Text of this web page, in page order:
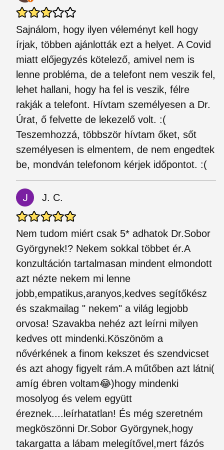
Sajnálom, hogy ilyen véleményt kell hogy
írjak, többen ajánlották ezt a helyet. A Covid
miatt előjegyzés kötelező, amivel nem is
lenne probléma, de a telefont nem veszik fel,
lehet hallani, hogy ha fel is veszik, félre
rakják a telefont. Hívtam személyesen a Dr.
Úrat, ő felvette de lekezelő volt. :(
Teszemhozzá, többször hívtam őket, sőt
személyesen is elmentem, de nem engedtek
be, mondván telefonom kérjek időpontot. :(
J. C.
Nem tudom miért csak 5* adhatok Dr.Sobor
Györgynek!? Nekem sokkal többet ér.A
konzultáción tartalmasan mindent elmondott
azt nézte nekem mi lenne
jobb,empatikus,aranyos,kedves segítőkész
és szakmailag " nekem" a világ legjobb
orvosa! Szavakba nehéz azt leírni milyen
kedves ott mindenki.Köszönöm a
nővérkének a finom kekszet és szendvicset
és azt ahogy figyelt rám.A műtőben azt látni(
amíg ébren voltam😂)hogy mindenki
mosolyog és velem együtt
éreznek....leírhatatlan! És még szeretném
megköszönni Dr.Sobor Györgynek,hogy
takargatta a lábam melegítővel,mert fázós